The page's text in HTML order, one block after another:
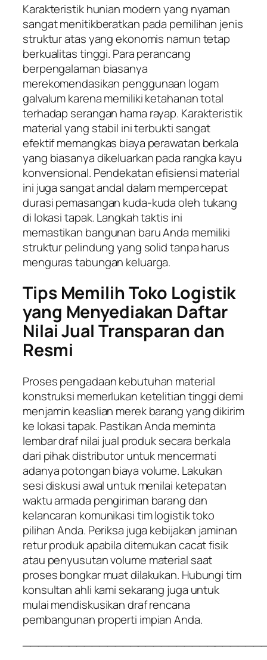
Karakteristik hunian modern yang nyaman
sangat menitikberatkan pada pemilihan jenis
struktur atas yang ekonomis namun tetap
berkualitas tinggi. Para perancang
berpengalaman biasanya
merekomendasikan penggunaan logam
galvalum karena memiliki ketahanan total
terhadap serangan hama rayap. Karakteristik
material yang stabil ini terbukti sangat
efektif memangkas biaya perawatan berkala
yang biasanya dikeluarkan pada rangka kayu
konvensional. Pendekatan efisiensi material
ini juga sangat andal dalam mempercepat
durasi pemasangan kuda-kuda oleh tukang
di lokasi tapak. Langkah taktis ini
memastikan bangunan baru Anda memiliki
struktur pelindung yang solid tanpa harus
menguras tabungan keluarga.
Tips Memilih Toko Logistik
yang Menyediakan Daftar
Nilai Jual Transparan dan
Resmi
Proses pengadaan kebutuhan material
konstruksi memerlukan ketelitian tinggi demi
menjamin keaslian merek barang yang dikirim
ke lokasi tapak. Pastikan Anda meminta
lembar draf nilai jual produk secara berkala
dari pihak distributor untuk mencermati
adanya potongan biaya volume. Lakukan
sesi diskusi awal untuk menilai ketepatan
waktu armada pengiriman barang dan
kelancaran komunikasi tim logistik toko
pilihan Anda. Periksa juga kebijakan jaminan
retur produk apabila ditemukan cacat fisik
atau penyusutan volume material saat
proses bongkar muat dilakukan. Hubungi tim
konsultan ahli kami sekarang juga untuk
mulai mendiskusikan draf rencana
pembangunan properti impian Anda.